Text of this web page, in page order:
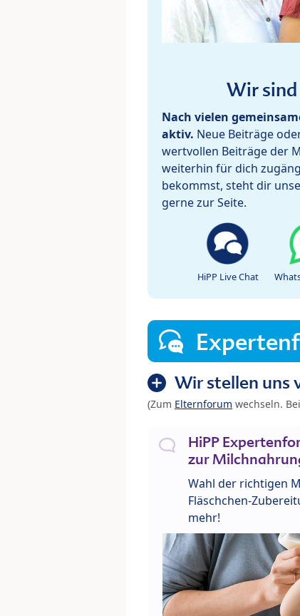
Wir sind
Nach vielen
aktiv. Neue Beiträge
wertvollen Beiträge der
weiterhin für dich
bekommst, steht dir
gerne zur Seite.
HiPP Live Chat
Wir stellen uns
(Zum Elternforum wechseln.
HiPP
zur
Wahl der richtigen
Fläschchen-
mehr!